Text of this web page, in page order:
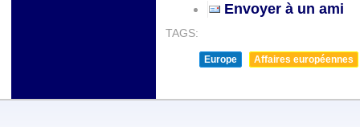
Envoyer à un ami
TAGS:
Europe Affaires européennes